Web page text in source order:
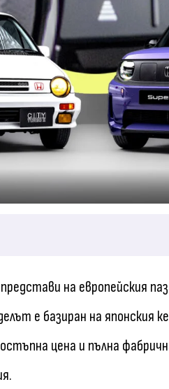
на европейския
е базиран на японския
цена и пълна